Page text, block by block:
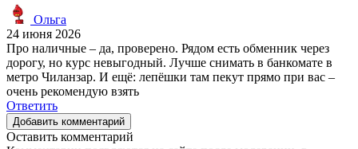
Ольга
24 июня 2026
Про наличные – да, проверено. Рядом есть обменник через
дорогу, но курс невыгодный. Лучше снимать в банкомате в
метро Чиланзар. И ещё: лепёшки там пекут прямо при вас –
очень рекомендую взять
Ответить
Добавить комментарий
Оставить комментарий